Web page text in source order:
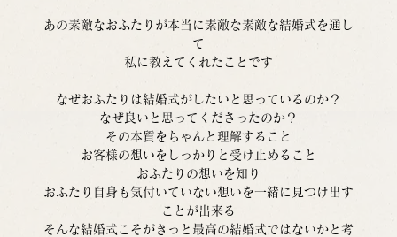
あの素敵なおふたりが本当に素敵な素敵な結婚式を通し
て
私に教えてくれたことです
なぜおふたりは結婚式がしたいと思っているのか？
なぜ良いと思ってくださったのか？
その本質をちゃんと理解すること
お客様の想いをしっかりと受け止めること
おふたりの想いを知り
おふたり自身も気付いていない想いを一緒に見つけ出す
ことが出来る
そんな結婚式こそがきっと最高の結婚式ではないかと考